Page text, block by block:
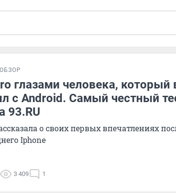
ОБЗОР
глазами человека, который
с Android. Самый честный
93.RU
о своих первых впечатлениях
Iphone
3 409 1